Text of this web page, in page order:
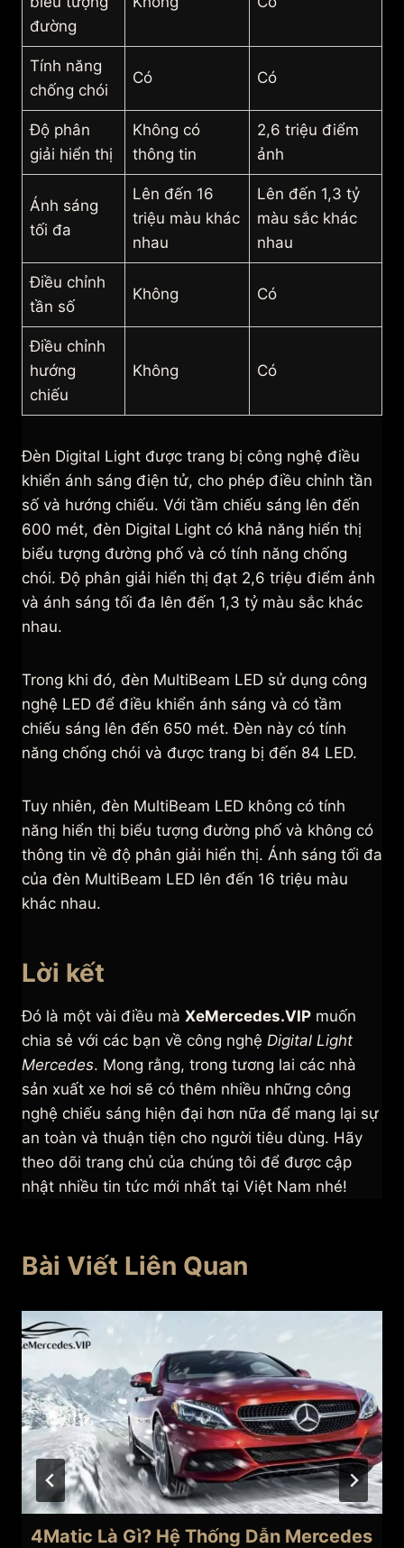
đường
Tính năng
chống chói
Có Có
Độ phân
giải hiển thị
Không có
thông tin
2,6 triệu điểm
ảnh
Ánh sáng
tối đa
Lên đến 16
triệu màu khác
nhau
Lên đến 1,3 tỷ
màu sắc khác
nhau
Điều chỉnh
tần số
Không Có
Điều chỉnh
hướng
chiếu
Không Có
Đèn Digital Light được trang bị công nghệ điều
khiển ánh sáng điện tử, cho phép điều chỉnh tần
số và hướng chiếu. Với tầm chiếu sáng lên đến
600 mét, đèn Digital Light có khả năng hiển thị
biểu tượng đường phố và có tính năng chống
chói. Độ phân giải hiển thị đạt 2,6 triệu điểm ảnh
và ánh sáng tối đa lên đến 1,3 tỷ màu sắc khác
nhau.
Trong khi đó, đèn MultiBeam LED sử dụng công
nghệ LED để điều khiển ánh sáng và có tầm
chiếu sáng lên đến 650 mét. Đèn này có tính
năng chống chói và được trang bị đến 84 LED.
Tuy nhiên, đèn MultiBeam LED không có tính
năng hiển thị biểu tượng đường phố và không có
thông tin về độ phân giải hiển thị. Ánh sáng tối đa
của đèn MultiBeam LED lên đến 16 triệu màu
khác nhau.
Lời kết
Đó là một vài điều mà XeMercedes.VIP muốn
chia sẻ với các bạn về công nghệ Digital Light
Mercedes. Mong rằng, trong tương lai các nhà
sản xuất xe hơi sẽ có thêm nhiều những công
nghệ chiếu sáng hiện đại hơn nữa để mang lại sự
an toàn và thuận tiện cho người tiêu dùng. Hãy
theo dõi trang chủ của chúng tôi để được cập
nhật nhiều tin tức mới nhất tại Việt Nam nhé!
Bài Viết Liên Quan
4Matic Là Gì? Hệ Thống Dẫn Mercedes